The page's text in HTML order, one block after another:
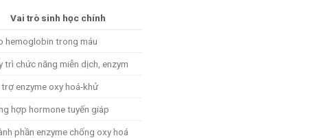
Vai trò sinh học chính
hemoglobin trong máu
trì chức năng miễn dịch, enzym
enzyme oxy hoá-khử
hợp hormone tuyến giáp
phần enzyme chống oxy hoá